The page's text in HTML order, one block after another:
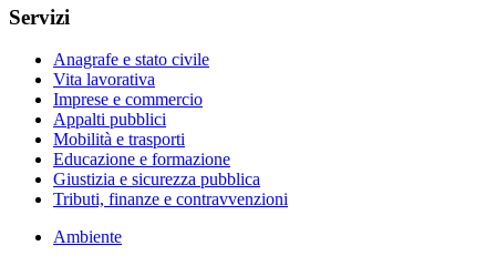
Servizi
Anagrafe e stato civile
Vita lavorativa
Imprese e commercio
Appalti pubblici
Mobilità e trasporti
Educazione e formazione
Giustizia e sicurezza pubblica
Tributi, finanze e contravvenzioni
Ambiente